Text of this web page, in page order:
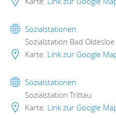
Sozialstationen
Sozialstation Bad Oldesloe
Karte: Link zur Google
Sozialstationen
Sozialstation Trittau
Karte: Link zur Google